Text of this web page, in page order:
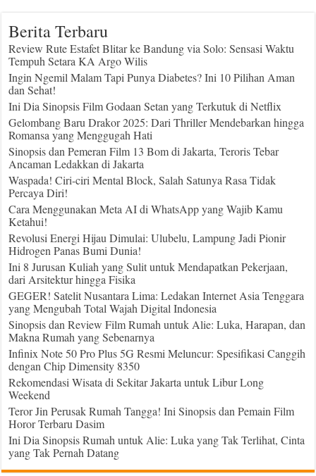
Berita Terbaru
Review Rute Estafet Blitar ke Bandung via Solo: Sensasi Waktu
Tempuh Setara KA Argo Wilis
Ingin Ngemil Malam Tapi Punya Diabetes? Ini 10 Pilihan Aman
dan Sehat!
Ini Dia Sinopsis Film Godaan Setan yang Terkutuk di Netflix
Gelombang Baru Drakor 2025: Dari Thriller Mendebarkan hingga
Romansa yang Menggugah Hati
Sinopsis dan Pemeran Film 13 Bom di Jakarta, Teroris Tebar
Ancaman Ledakkan di Jakarta
Waspada! Ciri-ciri Mental Block, Salah Satunya Rasa Tidak
Percaya Diri!
Cara Menggunakan Meta AI di WhatsApp yang Wajib Kamu
Ketahui!
Revolusi Energi Hijau Dimulai: Ulubelu, Lampung Jadi Pionir
Hidrogen Panas Bumi Dunia!
Ini 8 Jurusan Kuliah yang Sulit untuk Mendapatkan Pekerjaan,
dari Arsitektur hingga Fisika
GEGER! Satelit Nusantara Lima: Ledakan Internet Asia Tenggara
yang Mengubah Total Wajah Digital Indonesia
Sinopsis dan Review Film Rumah untuk Alie: Luka, Harapan, dan
Makna Rumah yang Sebenarnya
Infinix Note 50 Pro Plus 5G Resmi Meluncur: Spesifikasi Canggih
dengan Chip Dimensity 8350
Rekomendasi Wisata di Sekitar Jakarta untuk Libur Long
Weekend
Teror Jin Perusak Rumah Tangga! Ini Sinopsis dan Pemain Film
Horor Terbaru Dasim
Ini Dia Sinopsis Rumah untuk Alie: Luka yang Tak Terlihat, Cinta
yang Tak Pernah Datang